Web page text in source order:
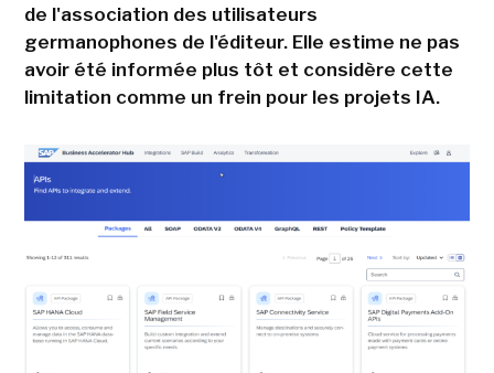
de l'association des utilisateurs
germanophones de l'éditeur. Elle estime ne pas
avoir été informée plus tôt et considère cette
limitation comme un frein pour les projets IA.